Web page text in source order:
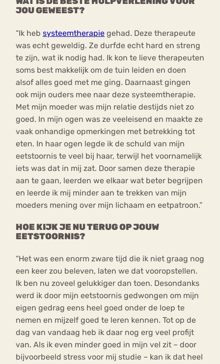
JOU GEWEEST?
“Ik heb systeemtherapie gehad. Deze therapeute
was echt geweldig. Ze durfde echt hard en streng
te zijn, wat ik nodig had. Ik kon te lieve therapeuten
soms best makkelijk om de tuin leiden en doen
alsof alles goed met me ging. Daarnaast gingen
ook mijn ouders mee naar deze systeemtherapie.
Met mijn moeder was mijn relatie destijds niet zo
goed. In mijn ogen was ze veeleisend en maakte ze
vaak onhandige opmerkingen met betrekking tot
eten. In haar ogen legde ik de schuld van mijn
eetstoornis te veel bij haar, terwijl het voornamelijk
iets was dat in mij zat. Door samen deze therapie
aan te gaan, leerden we elkaar wat beter begrijpen
en leerde ik mij minder aan te trekken van mijn
moeders mening over mijn lichaam en eetpatroon.”
HOE KIJK JE NU TERUG OP JOUW
EETSTOORNIS?
“Het was een enorm zware tijd die ik niet graag nog
een keer zou beleven, laten we dat vooropstellen.
Ik ben nu zoveel gelukkiger dan toen. Desondanks
werd ik door mijn eetstoornis gedwongen om mijn
eigen gedrag eens heel goed onder de loep te
nemen en mijzelf goed te leren kennen. Tot op de
dag van vandaag heb ik daar nog erg veel profijt
van. Als ik even minder goed in mijn vel zit – door
bijvoorbeeld stress voor mij studie – kan ik dat heel